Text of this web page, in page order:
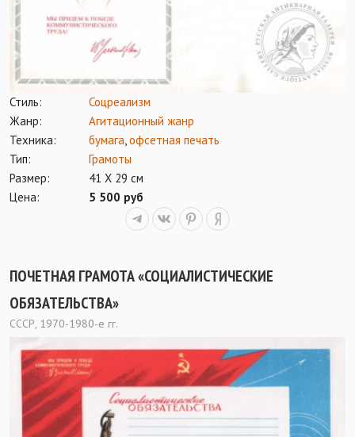
Стиль:
Соцреализм
Жанр:
Агитационный жанр
Техника:
бумага,офсетная печать
Тип:
Грамоты
Размер:
41 Х 29 см
Цена:
5 500 руб
ПОЧЕТНАЯ ГРАМОТА «СОЦИАЛИСТИЧЕСКИЕ
ОБЯЗАТЕЛЬСТВА»
СССР, 1970-1980-е гг.